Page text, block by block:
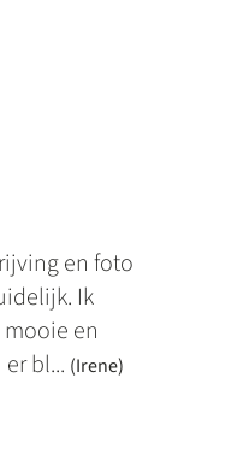
en foto
Ik
en
bl... (Irene)